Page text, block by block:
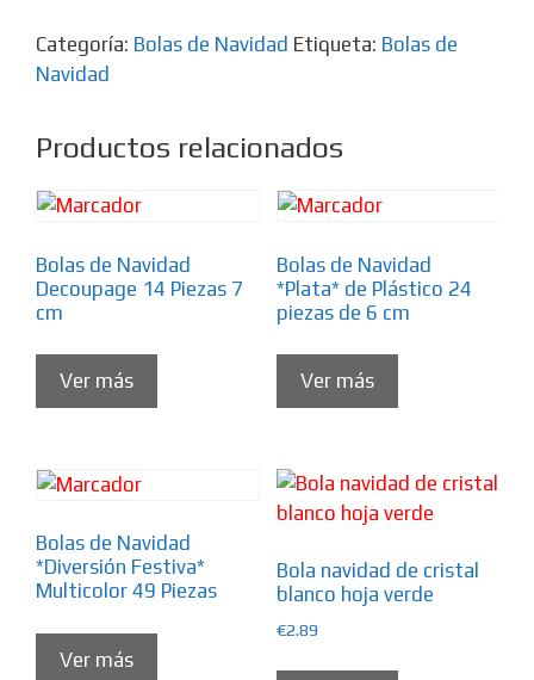
Categoría: Bolas de Navidad Etiqueta: Bolas de
Navidad
Productos relacionados
Bolas de Navidad
Decoupage 14 Piezas 7
cm
Ver más
Bolas de Navidad
*Plata* de Plástico 24
piezas de 6 cm
Ver más
Bolas de Navidad
*Diversión Festiva*
Multicolor 49 Piezas
Ver más
Bola navidad de cristal
blanco hoja verde
€2.89